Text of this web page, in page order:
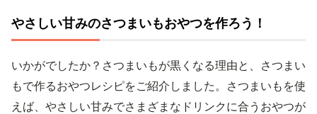
やさしい甘みのさつまいもおやつを作ろう！
いかがでしたか？さつまいもが黒くなる理由と、さつまい
もで作るおやつレシピをご紹介しました。さつまいもを使
えば、やさしい甘みでさまざまなドリンクに合うおやつが